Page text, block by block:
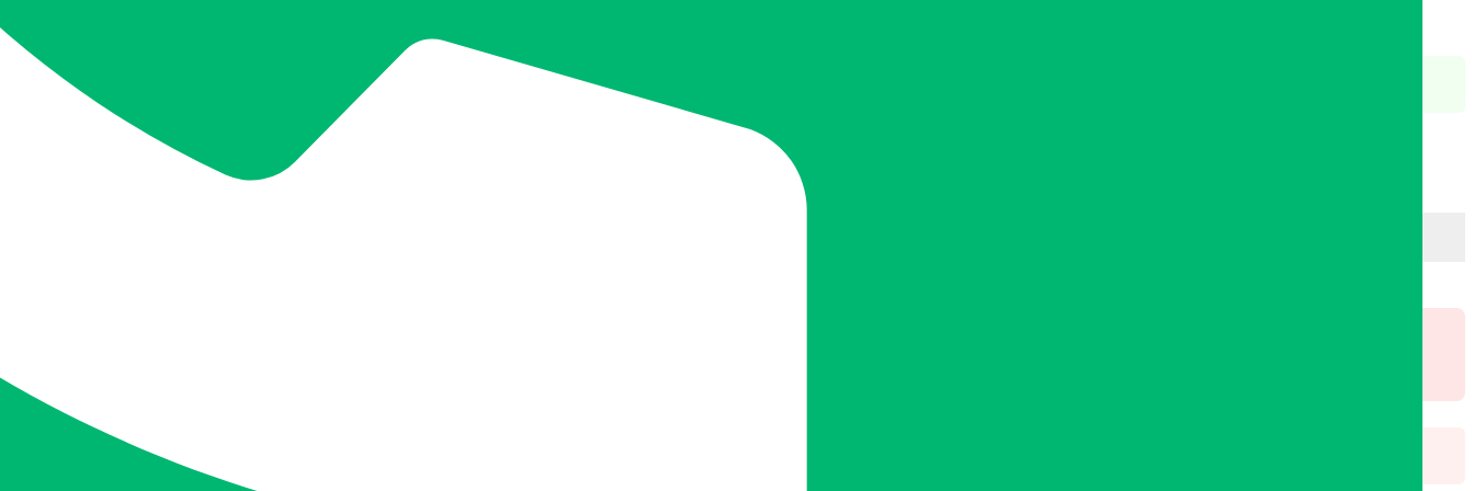
3-2. 추가 서류 및 확인 사항
상황에 따라 가족관계증명서, 위임장 등 추가 서류가 요구될 수 있습니다. 동작구 관할 행정기관에서 필요한 서류를 확인하세요.
4-1. 감정적 부담 최소화